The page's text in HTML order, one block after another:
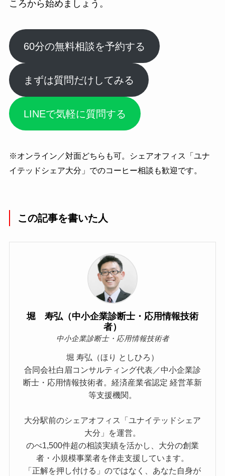
ころから始めましょう。
60分の無料相談を予約する
まずは質問だけしてみる
LINEで気軽に質問する
※オンライン／対面どちらも可。シェアオフィス「ユナ
イテッドシェア大分」でのコーヒー相談も歓迎です。
この記事を書いた人
堀 寿弘（中小企業診断士・応用情報技術
者）
中小企業診断士・応用情報技術者
堀 寿弘（ほり としひろ）
合同会社白眉コンサルティング代表／中小企業診
断士・応用情報技術者。経済産業省認定 経営革新
等支援機関。
大分駅前のシェアオフィス「ユナイテッドシェア
大分」を運営。
のべ1,500件超の相談実績を活かし、大分の創業
者・小規模事業者を伴走支援しています。
「正解を押し付ける」のではなく、あなた自身が